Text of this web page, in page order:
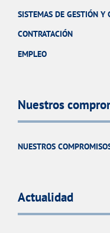
SISTEMAS DE GESTIÓN Y
CONTRATACIÓN
EMPLEO
Nuestros
NUESTROS
Actualidad